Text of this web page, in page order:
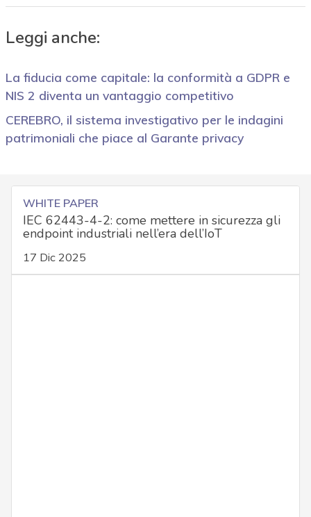
Leggi anche:
La fiducia come capitale: la conformità a GDPR e
NIS 2 diventa un vantaggio competitivo
CEREBRO, il sistema investigativo per le indagini
patrimoniali che piace al Garante privacy
WHITE PAPER
IEC 62443-4-2: come mettere in sicurezza gli
endpoint industriali nell’era dell’IoT
17 Dic 2025